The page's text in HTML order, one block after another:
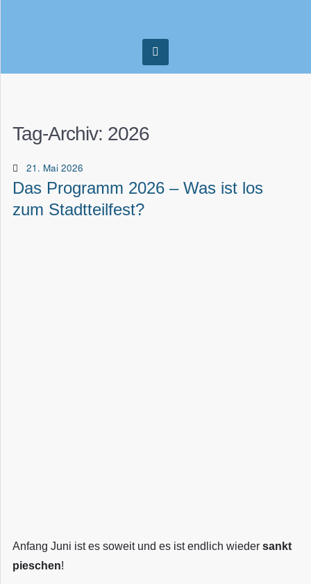
Tag-Archiv: 2026
21. Mai 2026
Das Programm 2026 – Was ist los
zum Stadtteilfest?
Anfang Juni ist es soweit und es ist endlich wieder sankt
pieschen!